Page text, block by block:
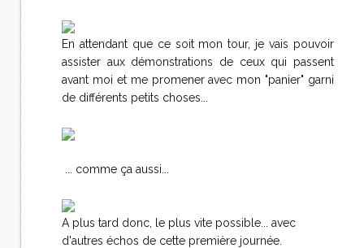
En attendant que ce soit mon tour, je vais pouvoir
assister aux démonstrations de ceux qui passent
avant moi et me promener avec mon "panier" garni
de différents petits choses...
... comme ça aussi...
A plus tard donc, le plus vite possible... avec
d'autres échos de cette première journée.